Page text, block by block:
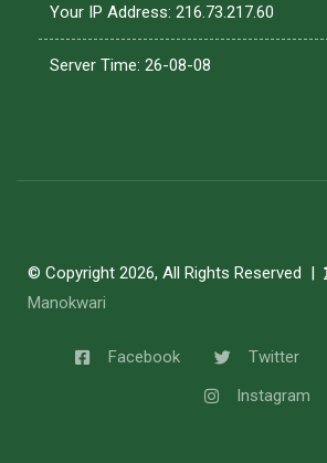
Your IP Address: 216.73.217.60
Server Time: 26-08-08
© Copyright 2026, All Rights Reserved |
Manokwari
Facebook Twitter
Instagram